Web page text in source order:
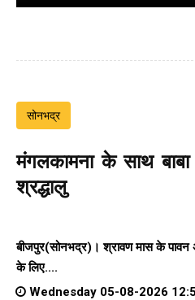
सोनभद्र
मंगलकामना के साथ बाबा
श्रद्धालु
बीजपुर(सोनभद्र)। श्रावण मास के पावन
के लिए....
Wednesday 05-08-2026